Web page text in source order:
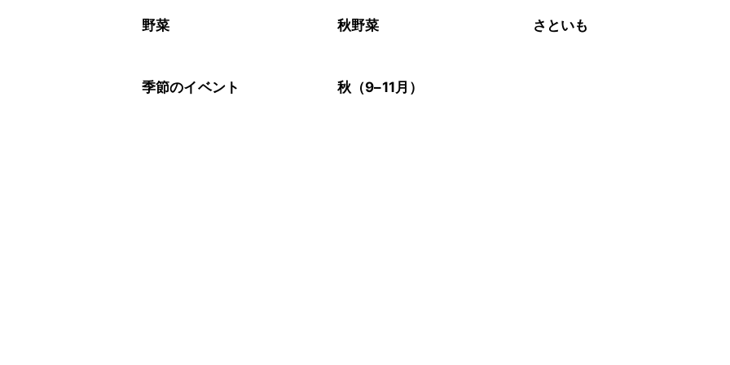
※日持ちは目安です。
野菜 秋野菜 さといも
季節のイベント 秋（9–11月）